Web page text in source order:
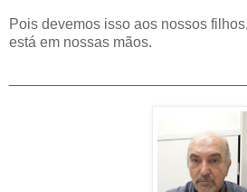
Pois devemos isso aos nossos
está em nossas mãos.